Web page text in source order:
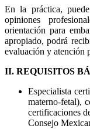
En la práctica,
opiniones
orientación para
apropiado, podrá
evaluación y atención
II. REQUISITOS
Especialista
materno-fetal),
certificaciones
Consejo